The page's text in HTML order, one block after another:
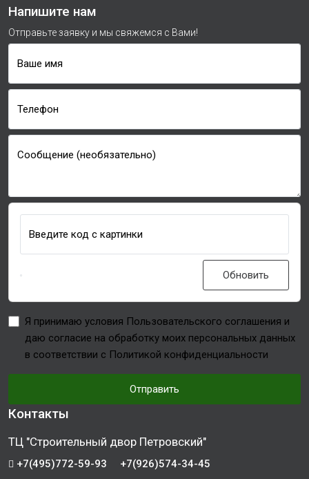
Напишите нам
Отправьте заявку и мы свяжемся с Вами!
Ваше имя
Телефон
Сообщение (необязательно)
Введите код с картинки
Обновить
Я принимаю условия Пользовательского соглашения и
даю согласие на обработку моих персональных данных
в соответствии с Политикой конфиденциальности
Отправить
Контакты
ТЦ "Строительный двор Петровский"
+7(495)772-59-93
+7(926)574-34-45